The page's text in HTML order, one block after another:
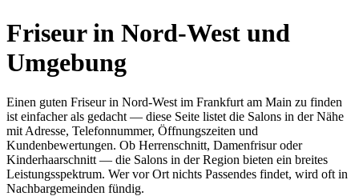
Friseur in Nord-West und
Umgebung
Einen guten Friseur in Nord-West im Frankfurt am Main zu finden
ist einfacher als gedacht — diese Seite listet die Salons in der Nähe
mit Adresse, Telefonnummer, Öffnungszeiten und
Kundenbewertungen. Ob Herrenschnitt, Damenfrisur oder
Kinderhaarschnitt — die Salons in der Region bieten ein breites
Leistungsspektrum. Wer vor Ort nichts Passendes findet, wird oft in
Nachbargemeinden fündig.